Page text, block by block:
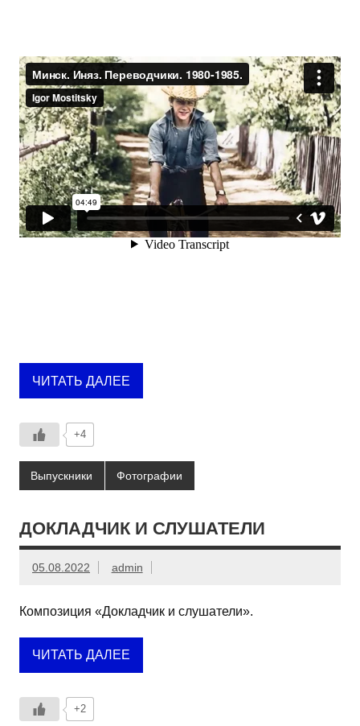
ЧИТАТЬ ДАЛЕЕ
+4
Выпускники Фотографии
ДОКЛАДЧИК И СЛУШАТЕЛИ
05.08.2022 admin
Композиция «Докладчик и слушатели».
ЧИТАТЬ ДАЛЕЕ
+2